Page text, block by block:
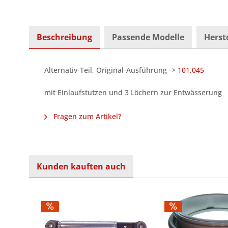
Beschreibung Passende Modelle
Alternativ-Teil, Original-Ausführung -> 101.045
mit Einlaufstutzen und 3 Löchern zur Entwässerung
Fragen zum Artikel?
Kunden kauften auch